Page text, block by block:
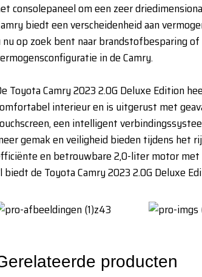
consolepaneel om een ​​zeer
biedt een verscheidenheid aan
nu op zoek bent naar brandstofbesparing
in de Camry.
Toyota Camry 2023 2.0G Deluxe Edition
interieur en is uitgerust met
een intelligent
gemak en veiligheid bieden tijdens het
en betrouwbare 2,0-liter motor
biedt de Toyota Camry 2023 2.0G Deluxe
producten